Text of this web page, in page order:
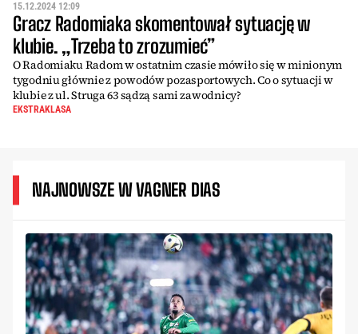
15.12.2024 12:09
Gracz Radomiaka skomentował sytuację w
klubie. „Trzeba to zrozumieć”
O Radomiaku Radom w ostatnim czasie mówiło się w minionym
tygodniu głównie z powodów pozasportowych. Co o sytuacji w
klubie z ul. Struga 63 sądzą sami zawodnicy?
EKSTRAKLASA
NAJNOWSZE W VAGNER DIAS